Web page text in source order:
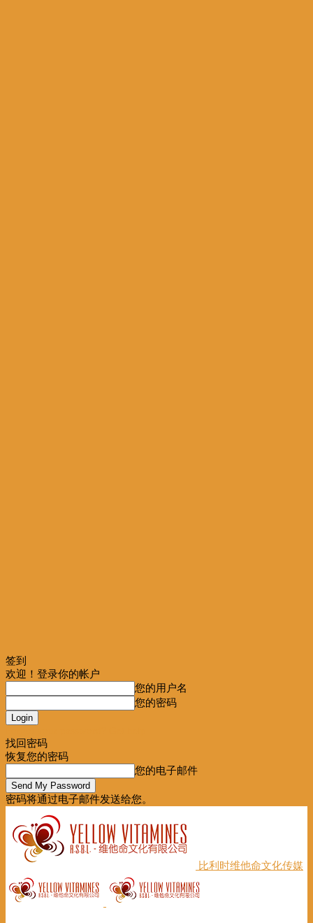
签到
欢迎！登录你的帐户
您的用户名
您的密码
找回密码
恢复您的密码
您的电子邮件
密码将通过电子邮件发送给您。
比利时维他命文化传媒